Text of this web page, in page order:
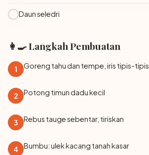
Daun seledri
👩‍🍳 Langkah Pembuatan
1 Goreng tahu dan tempe, iris tipis-tipis
2 Potong timun dadu kecil
3 Rebus tauge sebentar, tiriskan
4 Bumbu: ulek kacang tanah kasar